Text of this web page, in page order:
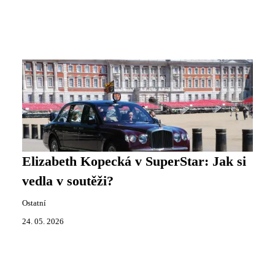
Elizabeth Kopecká v SuperStar: Jak si
vedla v soutěži?
Ostatní
24. 05. 2026